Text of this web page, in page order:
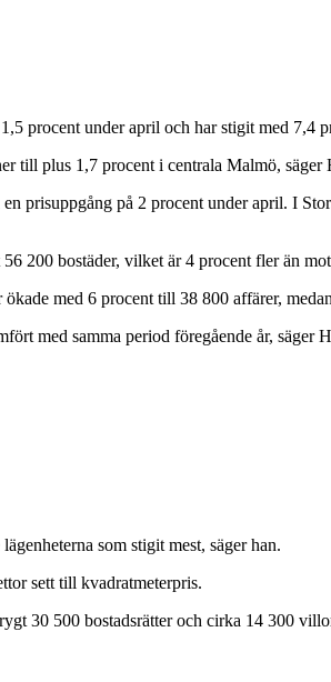
procent under april och har stigit med 7,4
till plus 1,7 procent i centrala Malmö,
prisuppgång på 2 procent under april. I
200 bostäder, vilket är 4 procent fler än
med 6 procent till 38 800 affärer,
med samma period föregående år, säger
som stigit mest, säger han.
sett till kvadratmeterpris.
30 500 bostadsrätter och cirka 14 300